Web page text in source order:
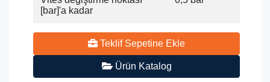
[bar]'a kadar
Teklif Sepetine Ekle
Ürün Katalog